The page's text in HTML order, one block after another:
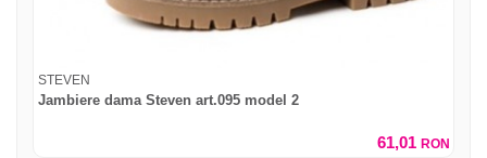
STEVEN
Jambiere dama Steven art.095 model 2
61,01 RON